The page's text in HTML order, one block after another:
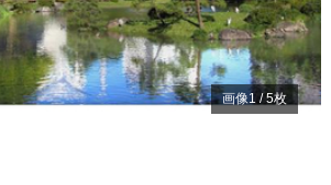
画像1 /5枚